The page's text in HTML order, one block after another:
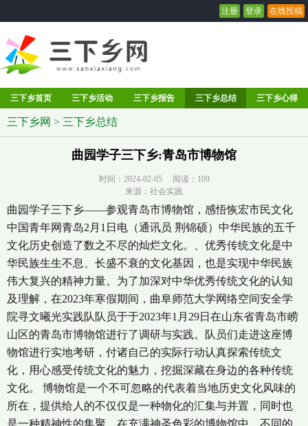
注册 登录 在线投稿
三下乡首页 三下乡活动 三下乡报告 三下乡总结 三下乡心得
三下乡网 > 三下乡总结
曲园学子三下乡:青岛市博物馆
时间：2024-02-05 阅读： 109
来源：社会实践
曲园学子三下乡——参观青岛市博物馆，感悟恢宏市民文化
中国青年网青岛2月1日电（通讯员 荆锦硕）中华民族的五千
文化历史创造了数之不尽的灿烂文化。、优秀传统文化是中
华民族生生不息、长盛不衰的文化基因，也是实现中华民族
伟大复兴的精神力量。为了加深对中华优秀传统文化的认知
及理解，在2023年寒假期间，曲阜师范大学网络空间安全学
院寻文曦光实践队队员于于2023年1月29日在山东省青岛市崂
山区的青岛市博物馆进行了调研与实践。队员们走进这座博
物馆进行实地考研，付诸自己的实际行动认真探索传统文
化，用心感受传统文化的魅力，挖掘深藏在身边的各种传统
文化。 博物馆是一个不可忽略的代表着当地历史文化风味的
所在，提供给人的不仅仅是一种物化的汇集与并置，同时也
是一种精神性的集聚。在充满神圣色彩的博物馆中，不同的